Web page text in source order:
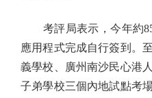
考評局表示，今年約
應用程式完成自行簽到。
義學校、廣州南沙民心港
子弟學校三個內地試點考